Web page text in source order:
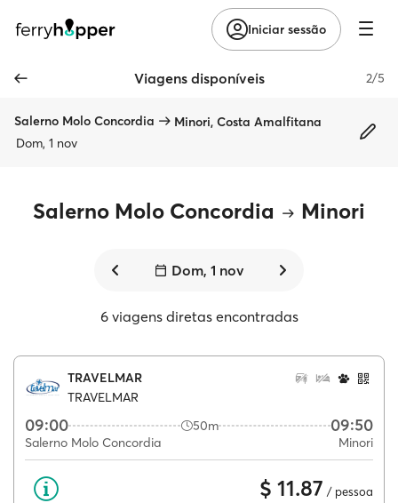
Iniciar sessão
Viagens disponíveis 2/5
Salerno Molo Concordia
Minori, Costa Amalfitana
Dom, 1 nov
Salerno Molo Concordia Minori
Dom, 1 nov
6 viagens diretas encontradas
TRAVELMAR
TRAVELMAR
09:00 50m 09:50
Salerno Molo Concordia Minori
$ 11.87 / pessoa